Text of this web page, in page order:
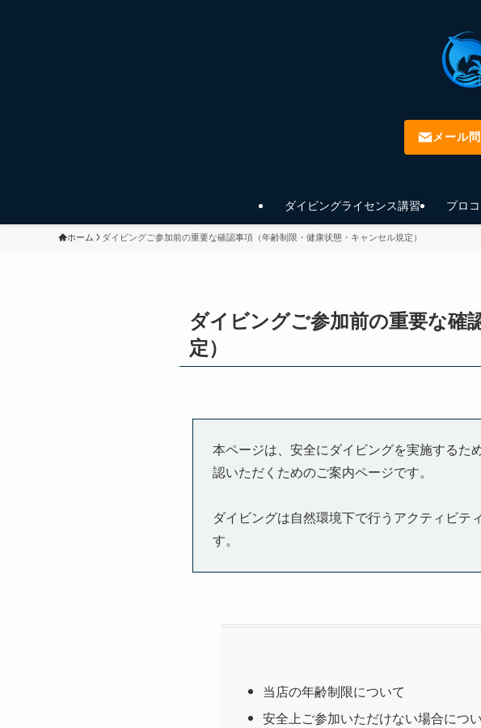
ダイビングライセンス講習 プロ
メール
ホーム ダイビングご参加前の重要な確認事項（年齢制限・健康状態・キャンセル規定）
ダイビングご参加前の重要な確
定）
本ページは、安全にダイビングを実施するた
認いただくためのご案内ページです。
ダイビングは自然環境下で行うアクティビテ
す。
当店の年齢制限について
安全上ご参加いただけない場合につ